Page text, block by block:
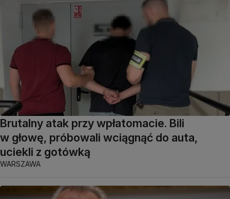
Brutalny atak przy wpłatomacie. Bili
w głowę, próbowali wciągnąć do auta,
uciekli z gotówką
WARSZAWA